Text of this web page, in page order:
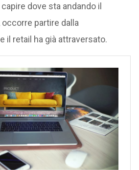
dove sta andando il
partire dalla
il retail ha già attraversato.